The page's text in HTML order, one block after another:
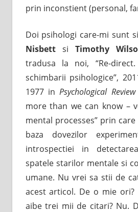
prin inconstient (personal,
Doi psihologi care-mi sunt
Nisbettsi Timothy
tradusa la noi, “Re-
schimbarii psihologice”,
1977 inPsychological Review
more than we can know –
mental processes” prin
baza dovezilor
introspectiei in
spatele starilor mentale si
umane. Nu vrei sa stii de
acest articol. De o mie ori?
aibe trei mii de citari? Nu.